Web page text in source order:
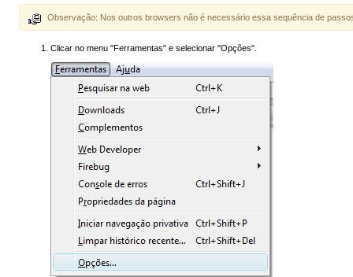
Observação: Nos outros browsers não é necessário essa sequência de
Clicar no menu "Ferramentas" e selecionar "Opções".